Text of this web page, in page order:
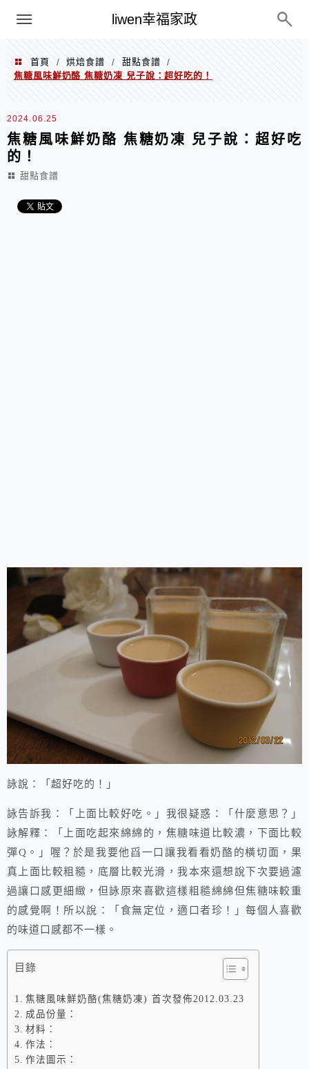
liwen幸福家政
menu
首頁 / 烘焙食譜 / 甜點食譜
/
焦糖風味鮮奶酪 焦糖奶凍 兒子說：超好吃的！
2024.06.25
焦糖風味鮮奶酪 焦糖奶凍 兒子說：超好吃
的！
甜點食譜
詠說：「超好吃的！」
詠告訴我：「上面比較好吃。」我很疑惑：「什麼意思？」
詠解釋：「上面吃起來綿綿的，焦糖味道比較濃，下面比較
彈Q。」喔？於是我要他舀一口讓我看看奶酪的橫切面，果
真上面比較粗糙，底層比較光滑，我本來還想說下次要過濾
過讓口感更細緻，但詠原來喜歡這樣粗糙綿綿但焦糖味較重
的感覺啊！所以說：「食無定位，適口者珍！」每個人喜歡
的味道口感都不一樣。
目錄
焦糖風味鮮奶酪(焦糖奶凍) 首次發佈2012.03.23
成品份量：
材料：
作法：
作法圖示：